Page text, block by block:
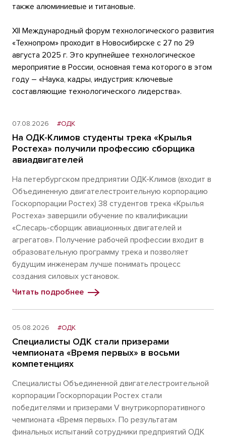
также алюминиевые и титановые.
XII Международный форум технологического развития
«Технопром» проходит в Новосибирске с 27 по 29
августа 2025 г. Это крупнейшее технологическое
мероприятие в России, основная тема которого в этом
году – «Наука, кадры, индустрия: ключевые
составляющие технологического лидерства».
07.08.2026 #ОДК
На ОДК-Климов студенты трека «Крылья
Ростеха» получили профессию сборщика
авиадвигателей
На петербургском предприятии ОДК-Климов (входит в
Объединенную двигателестроительную корпорацию
Госкорпорации Ростех) 38 студентов трека «Крылья
Ростеха» завершили обучение по квалификации
«Слесарь-сборщик авиационных двигателей и
агрегатов». Получение рабочей профессии входит в
образовательную программу трека и позволяет
будущим инженерам лучше понимать процесс
создания силовых установок.
Читать подробнее
05.08.2026 #ОДК
Специалисты ОДК стали призерами
чемпионата «Время первых» в восьми
компетенциях
Специалисты Объединенной двигателестроительной
корпорации Госкорпорации Ростех стали
победителями и призерами V внутрикорпоративного
чемпионата «Время первых». По результатам
финальных испытаний сотрудники предприятий ОДК